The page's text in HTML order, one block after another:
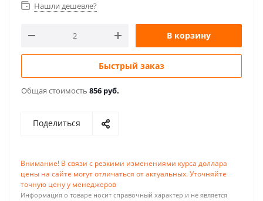
Нашли дешевле?
В корзину
Быстрый заказ
Общая стоимость 856 руб.
Поделиться
Внимание! В связи с резкими изменениями курса доллара
цены на сайте могут отличаться от актуальных. Уточняйте
точную цену у менеджеров
Информация о товаре носит справочный характер и не является